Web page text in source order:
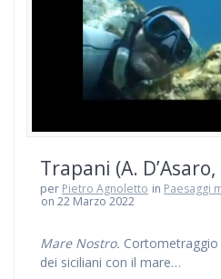
Trapani (A.
per Pietro Agnoletto in Paesaggi
on 22 Marzo 2022
Mare Nostro.
dei siciliani con il mare…